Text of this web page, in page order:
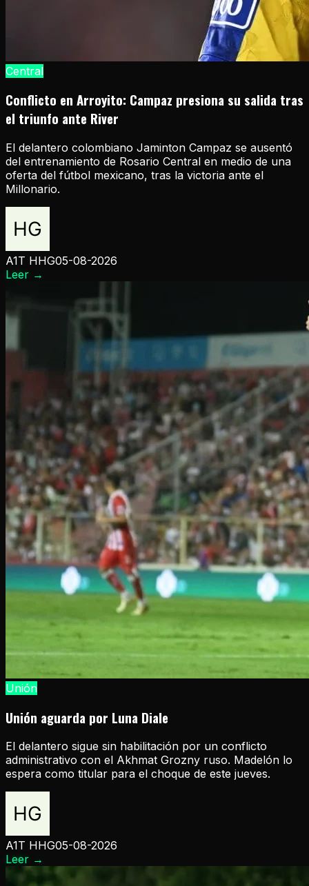
Central
Conflicto en Arroyito: Campaz presiona su salida tras
el triunfo ante River
El delantero colombiano Jaminton Campaz se ausentó
del entrenamiento de Rosario Central en medio de una
oferta del fútbol mexicano, tras la victoria ante el
Millonario.
A1T HHG05-08-2026
Leer →
Unión
Unión aguarda por Luna Diale
El delantero sigue sin habilitación por un conflicto
administrativo con el Akhmat Grozny ruso. Madelón lo
espera como titular para el choque de este jueves.
A1T HHG05-08-2026
Leer →